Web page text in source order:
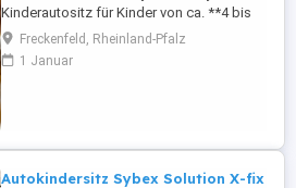
Kinderautositz für Kinder von ca. **4 bis
12 Jahren** (15 bis 36 kg).
Produktmerkmale: -
**Seitenaufprallschutz** für zusätzliche
**Bedienungsanleitung** ist vorhanden -
Ohne ...
Freckenfeld, Rheinland-Pfalz
1 Januar
Autokindersitz Sybex Solution X-fix